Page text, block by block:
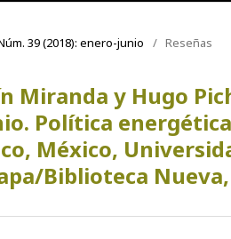
39 (2018): enero-junio / Reseñas
Miranda y Hugo
Política
México,
Biblioteca Nueva,